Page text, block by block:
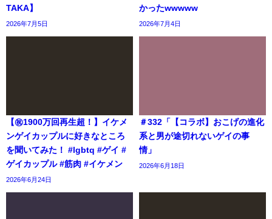
TAKA】
2026年7月5日
かったwwwww
2026年7月4日
【㊗️1900万回再生超！】イケメ
ンゲイカップルに好きなところ
を聞いてみた！ #lgbtq #ゲイ #
ゲイカップル #筋肉 #イケメン
2026年6月24日
＃332「【コラボ】おこげの進化
系と男が途切れないゲイの事
情」
2026年6月18日